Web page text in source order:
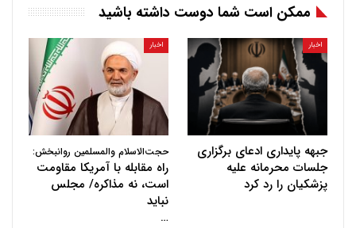
ممکن است شما دوست داشته باشید
اخبار
جبهه پایداری ادعای برگزاری
جلسات محرمانه علیه
پزشکیان را رد کرد
اخبار
حجت‌الاسلام والمسلمین روانبخش:
راه مقابله با آمریکا مقاومت
است، نه مذاکره/ مجلس
نباید
…